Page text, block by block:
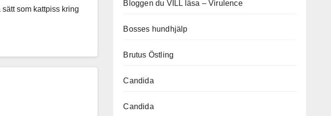
som kattpiss kring
Bloggen du VILL läsa – Virulence
Bosses hundhjälp
Brutus Östling
Candida
Candida